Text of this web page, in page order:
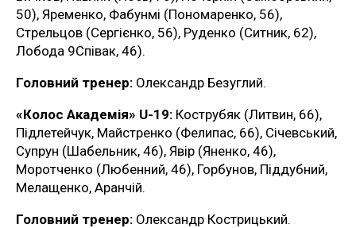
50), Яременко, Фабунмі (Пономаренко, 56),
Стрельцов (Сергієнко, 56), Руденко (Ситник, 62),
Лобода 9Співак, 46).
Головний тренер: Олександр Безуглий.
«Колос Академія» U-19: Кострубяк (Литвин, 66),
Підлетейчук, Майстренко (Фелипас, 66), Січевський,
Супрун (Шабельник, 46), Явір (Яненко, 46),
Моротченко (Любенний, 46), Горбунов, Піддубний,
Мелащенко, Аранчій.
Головний тренер: Олександр Кострицький.